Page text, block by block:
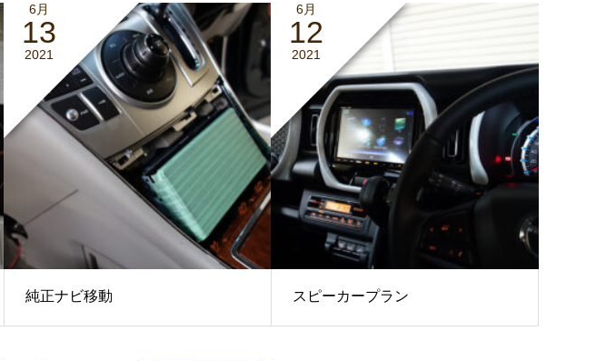
6月
13
2021
純正ナビ移動
6月
12
2021
スピーカープラン